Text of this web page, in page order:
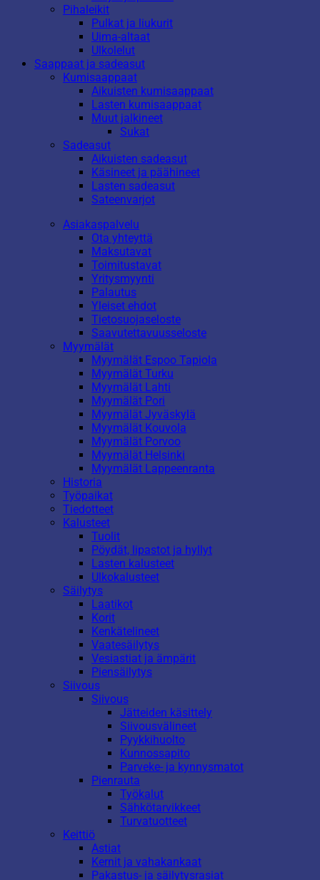
Pihaleikit
Pulkat ja liukurit
Uima-altaat
Ulkolelut
Saappaat ja sadeasut
Kumisaappaat
Aikuisten kumisaappaat
Lasten kumisaappaat
Muut jalkineet
Sukat
Sadeasut
Aikuisten sadeasut
Käsineet ja päähineet
Lasten sadeasut
Sateenvarjot
Asiakaspalvelu
Ota yhteyttä
Maksutavat
Toimitustavat
Yritysmyynti
Palautus
Yleiset ehdot
Tietosuojaseloste
Saavutettavuusseloste
Myymälät
Myymälät Espoo Tapiola
Myymälät Turku
Myymälät Lahti
Myymälät Pori
Myymälät Jyväskylä
Myymälät Kouvola
Myymälät Porvoo
Myymälät Helsinki
Myymälät Lappeenranta
Historia
Työpaikat
Tiedotteet
Kalusteet
Tuolit
Pöydät, lipastot ja hyllyt
Lasten kalusteet
Ulkokalusteet
Säilytys
Laatikot
Korit
Kenkätelineet
Vaatesäilytys
Vesiastiat ja ämpärit
Piensäilytys
Siivous
Siivous
Jätteiden käsittely
Siivousvälineet
Pyykkihuolto
Kunnossapito
Parveke- ja kynnysmatot
Pienrauta
Työkalut
Sähkötarvikkeet
Turvatuotteet
Keittiö
Astiat
Kernit ja vahakankaat
Pakastus- ja säilytysrasiat